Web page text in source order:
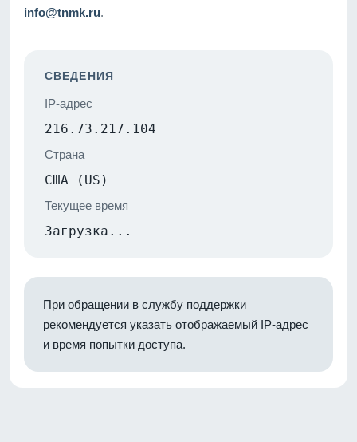
info@tnmk.ru.
СВЕДЕНИЯ
IP-адрес
216.73.217.104
Страна
США (US)
Текущее время
Загрузка...
При обращении в службу поддержки
рекомендуется указать отображаемый IP-адрес
и время попытки доступа.